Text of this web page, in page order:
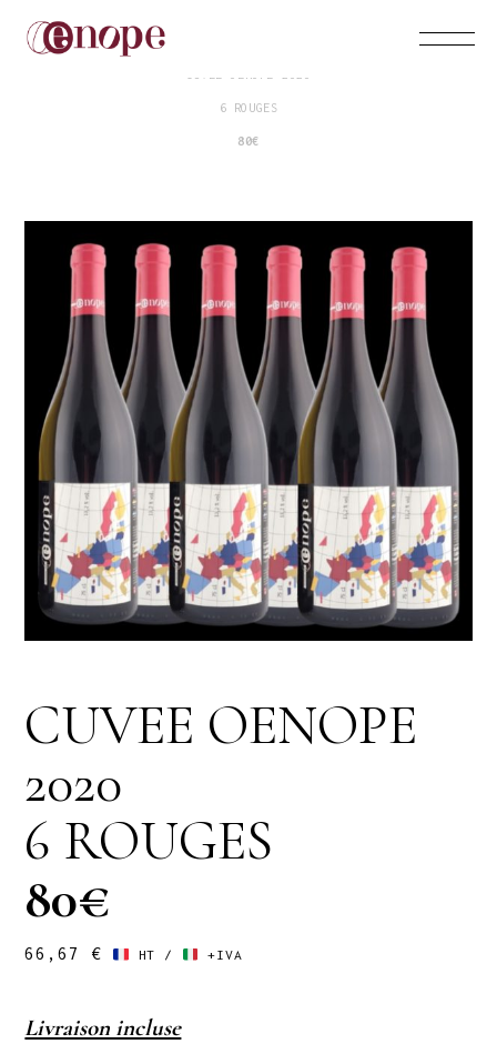
6 ROUGES
80€
CUVEE OENOPE
2020
6 ROUGES
80€
66,67 € HT / +IVA
Livraison incluse